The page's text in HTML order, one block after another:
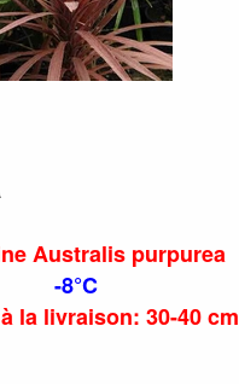
Australis purpurea
-8°C
la livraison: 30-40 cm